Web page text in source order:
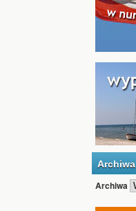
Archiwa
Archiwa